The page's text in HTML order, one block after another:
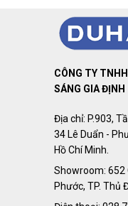
CÔNG TY
SÁNG GIA ĐỊNH
Địa chỉ: P.903,
34 Lê Duẩn -
Hồ Chí Minh.
Showroom: 652
Phước, TP. Thủ